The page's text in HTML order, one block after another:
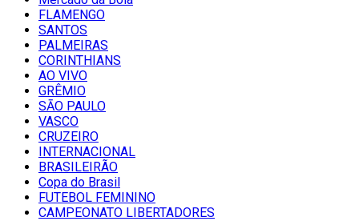
FLAMENGO
SANTOS
PALMEIRAS
CORINTHIANS
AO VIVO
GRÊMIO
SĀO PAULO
VASCO
CRUZEIRO
INTERNACIONAL
BRASILEIRÃO
Copa do Brasil
FUTEBOL FEMININO
CAMPEONATO LIBERTADORES